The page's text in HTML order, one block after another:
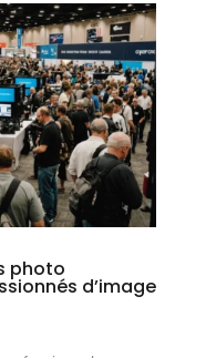
photo
d’image